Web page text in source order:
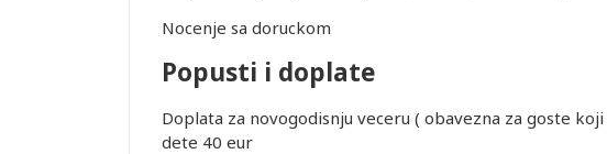
Nocenje sa doruckom
Popusti i doplate
Doplata za novogodisnju veceru ( obavezna za goste
dete 40 eur